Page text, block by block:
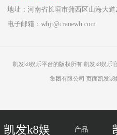
地址：河南省长垣市蒲西区山海大道
电子邮箱： whjt@cranewh.com
凯发k8娱乐平台的版权所有 凯发k8娱乐
集团有限公司 页面凯发
凯发k8娱 产品